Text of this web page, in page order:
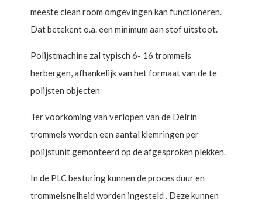
meeste clean room omgevingen kan functioneren.
Dat betekent o.a. een minimum aan stof uitstoot.
Polijstmachine zal typisch 6- 16 trommels
herbergen, afhankelijk van het formaat van de te
polijsten objecten
Ter voorkoming van verlopen van de Delrin
trommels worden een aantal klemringen per
polijstunit gemonteerd op de afgesproken plekken.
In de PLC besturing kunnen de proces duur en
trommelsnelheid worden ingesteld . Deze kunnen